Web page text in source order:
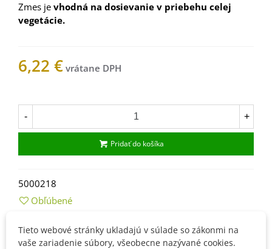
Zmes je vhodná na dosievanie v priebehu celej
vegetácie.
6,22 €
- +
Pridať do košíka
5000218
Obľúbené
Popis
Tieto webové stránky ukladajú v súlade so zákonmi na
vaše zariadenie súbory, všeobecne nazývané cookies.